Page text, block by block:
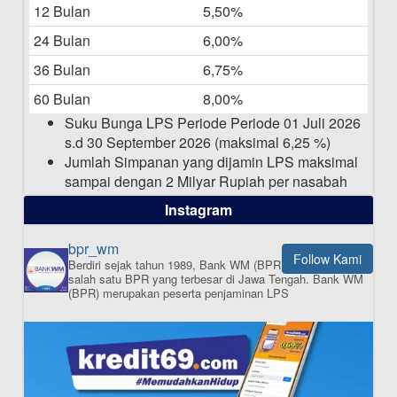
Daftar Pemenang Undian TAMASHA
Bulan April 2025
15-04-2025
Pengumuman Nama Baru Perusahaan
12 Bulan
5,50%
24 Bulan
6,00%
36 Bulan
6,75%
60 Bulan
8,00%
Suku Bunga LPS Periode Periode 01 Juli 2026
s.d 30 September 2026 (maksimal 6,25 %)
Jumlah Simpanan yang dijamin LPS maksimal
sampai dengan 2 Milyar Rupiah per nasabah
dalam satu bank
ISI APLIKASI SEKARANG
Instagram
Follow Kami
bpr_wm
Berdiri sejak tahun 1989, Bank WM (BPR) merupakan
salah satu BPR yang terbesar di Jawa Tengah.Bank WM
(BPR) merupakan peserta penjaminan LPS